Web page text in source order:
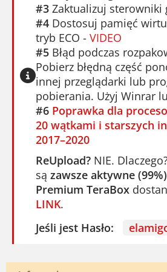
#3 Zaktualizuj sterowniki
#4 Dostosuj pamięć
tryb ECO - VIDEO
#5 Błąd podczas
Pobierz błędną część
innej przeglądarki lub
pobierania. Użyj Winrar
#6 Poprawka dla
20 wątkami i starszych
2017–2020
ReUpload? NIE.
są zawsze aktywne (99%)
Premium TeraBox
LINK.
Jeśli jest Hasło: